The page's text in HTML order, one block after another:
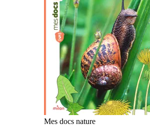
Mes docs nature